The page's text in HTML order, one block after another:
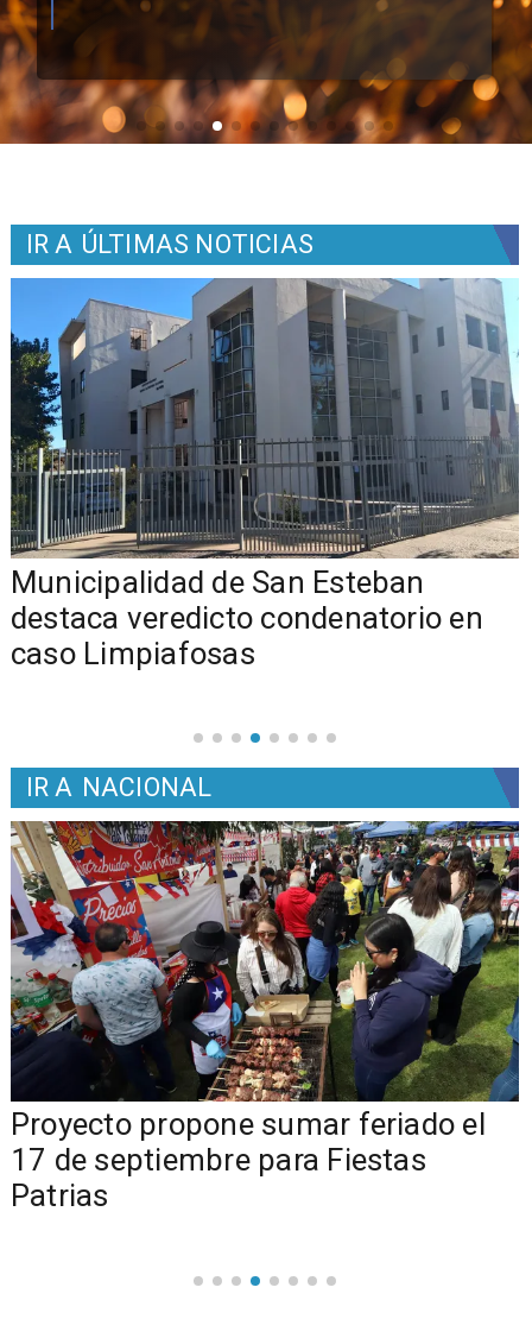
IR A ÚLTIMAS NOTICIAS
Municipalidad de San Esteban
destaca veredicto condenatorio en
caso Limpiafosas
IR A NACIONAL
Proyecto propone sumar feriado el
17 de septiembre para Fiestas
Patrias